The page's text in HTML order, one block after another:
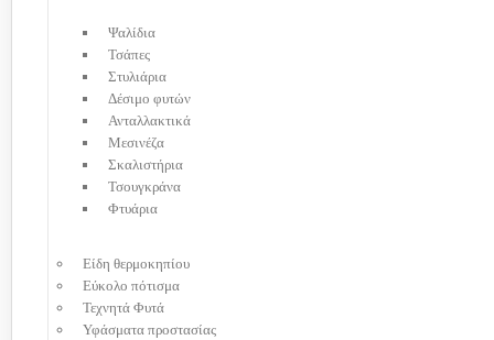
Ψαλίδια
Τσάπες
Στυλιάρια
Δέσιμο φυτών
Ανταλλακτικά
Μεσινέζα
Σκαλιστήρια
Τσουγκράνα
Φτυάρια
Είδη θερμοκηπίου
Εύκολο πότισμα
Τεχνητά Φυτά
Υφάσματα προστασίας